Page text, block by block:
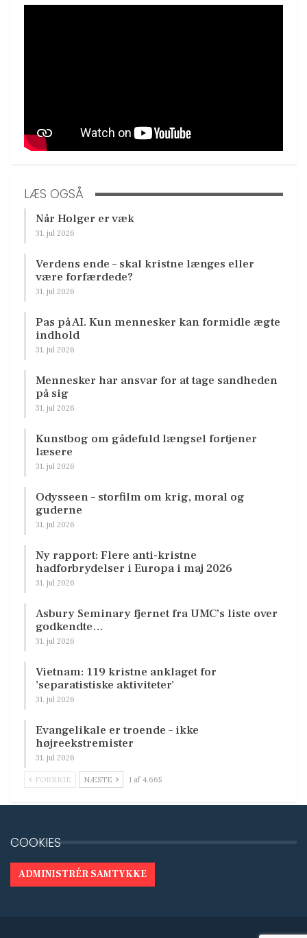
LÆS OGSÅ
Når Holger er væk
31. jul 2026
Verdens ende – skal kristne længes eller
være forfærdede?
31. jul 2026
Pas på AI. Kun mennesker kan formidle ægte
indhold
31. jul 2026
Mennesker har ansvar for at tage sandheden
på sig
31. jul 2026
Kunstbog om gådefuld længsel fortjener
læsere
31. jul 2026
Odysseen – storfilm om krig, moral og
guderne
31. jul 2026
Ny rapport: Flere anti-kristne
hadforbrydelser i Europa i maj 2026
31. jul 2026
Asbury Seminary fjernet fra UMC’s liste over
godkendte…
31. jul 2026
Vietnam: 119 kristne anklaget for
’separatistiske aktiviteter’
31. jul 2026
Evangelikale er troende – ikke
højreekstremister
31. jul 2026
FORRIGE NÆSTE 1 af 4.665
COOKIES
ADMINISTRÉR SAMTYKKE